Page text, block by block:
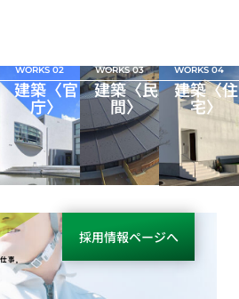
WORKS 02
建築〈官
庁〉
WORKS 03
建築〈民
間〉
WORKS 04
建築〈住
宅〉
採用情報ページへ